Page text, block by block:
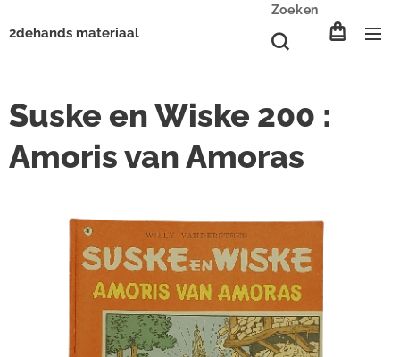
2dehands materiaal
Zoeken
Suske en Wiske 200 :
Amoris van Amoras